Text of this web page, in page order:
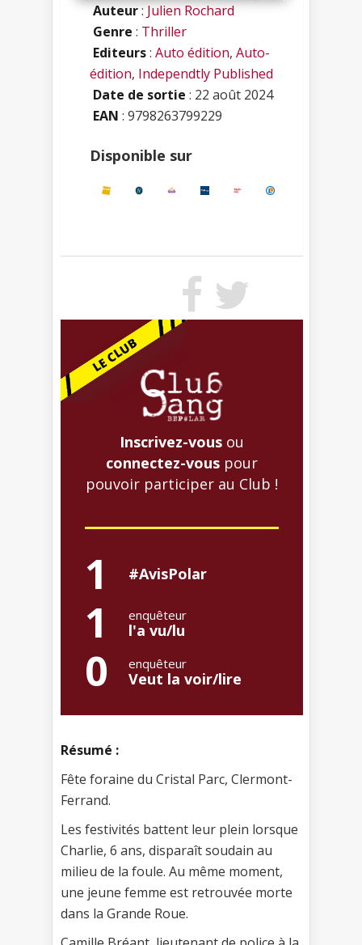
Auteur:Julien Rochard
Genre : Thriller
Editeurs: Auto édition, Auto-
édition, Independtly Published
Date de sortie : 22 août 2024
EAN : 9798263799229
Disponible sur
Inscrivez-vous ou
connectez-vous pour
pouvoir participer au Club !
1 #AvisPolar
1 enquêteur
l'a vu/lu
0 enquêteur
Veut la voir/lire
Résumé :
Fête foraine du Cristal Parc, Clermont-
Ferrand.
Les festivités battent leur plein lorsque
Charlie, 6 ans, disparaît soudain au
milieu de la foule. Au même moment,
une jeune femme est retrouvée morte
dans la Grande Roue.